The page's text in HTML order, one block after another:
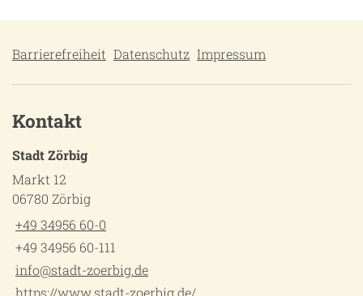
Barrierefreiheit Datenschutz Impressum
Kontakt
Stadt Zörbig
Markt 12
06780 Zörbig
+49 34956 60-0
+49 34956 60-111
info@stadt-zoerbig.de
https://www.stadt-zoerbig.de/